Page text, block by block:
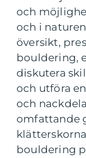
och
och i
översikt,
bouldering,
diskutera
och utföra
och
omfattande
bouldering